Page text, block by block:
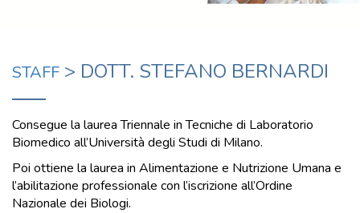
STAFF > DOTT. STEFANO BERNARDI
Consegue la laurea Triennale in Tecniche di Laboratorio
Biomedico all’Università degli Studi di Milano.
Poi ottiene la laurea in Alimentazione e Nutrizione Umana e
l’abilitazione professionale con l’iscrizione all’Ordine
Nazionale dei Biologi.